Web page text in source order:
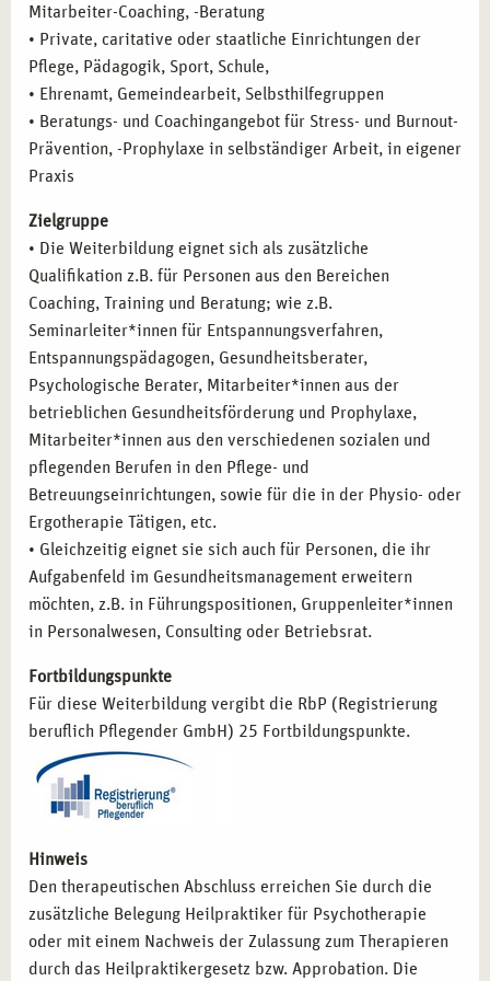
Mitarbeiter-Coaching, -Beratung
• Private, caritative oder staatliche Einrichtungen der
Pflege, Pädagogik, Sport, Schule,
• Ehrenamt, Gemeindearbeit, Selbsthilfegruppen
• Beratungs- und Coachingangebot für Stress- und Burnout-
Prävention, -Prophylaxe in selbständiger Arbeit, in eigener
Praxis
Zielgruppe
• Die Weiterbildung eignet sich als zusätzliche
Qualifikation z.B. für Personen aus den Bereichen
Coaching, Training und Beratung; wie z.B.
Seminarleiter*innen für Entspannungsverfahren,
Entspannungspädagogen, Gesundheitsberater,
Psychologische Berater, Mitarbeiter*innen aus der
betrieblichen Gesundheitsförderung und Prophylaxe,
Mitarbeiter*innen aus den verschiedenen sozialen und
pflegenden Berufen in den Pflege- und
Betreuungseinrichtungen, sowie für die in der Physio- oder
Ergotherapie Tätigen, etc.
• Gleichzeitig eignet sie sich auch für Personen, die ihr
Aufgabenfeld im Gesundheitsmanagement erweitern
möchten, z.B. in Führungspositionen, Gruppenleiter*innen
in Personalwesen, Consulting oder Betriebsrat.
Fortbildungspunkte
Für diese Weiterbildung vergibt die RbP (Registrierung
beruflich Pflegender GmbH) 25 Fortbildungspunkte.
Hinweis
Den therapeutischen Abschluss erreichen Sie durch die
zusätzliche Belegung Heilpraktiker für Psychotherapie
oder mit einem Nachweis der Zulassung zum Therapieren
durch das Heilpraktikergesetz bzw. Approbation. Die